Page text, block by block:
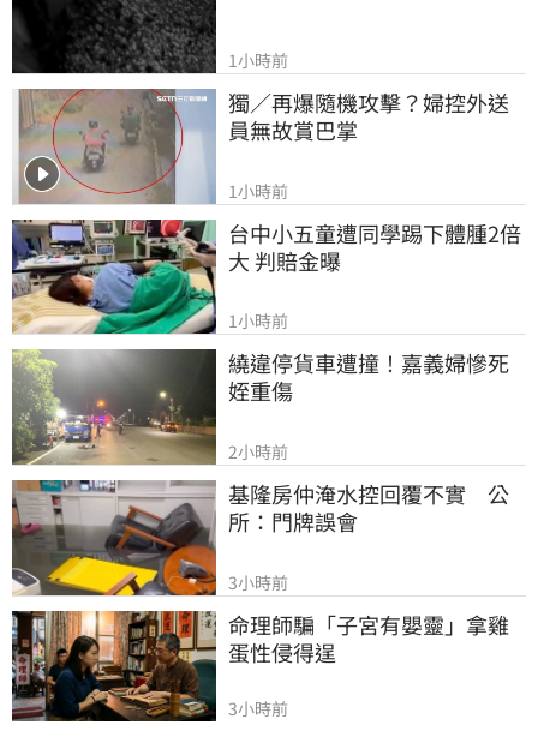
1小時前
獨／再爆隨機攻擊？婦控外送
員無故賞巴掌
1小時前
台中小五童遭同學踢下體腫2倍
大 判賠金曝
1小時前
繞違停貨車遭撞！嘉義婦慘死
姪重傷
2小時前
基隆房仲淹水控回覆不實　公
所：門牌誤會
3小時前
命理師騙「子宮有嬰靈」拿雞
蛋性侵得逞
3小時前